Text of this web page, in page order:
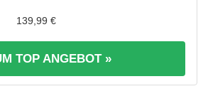
139,99 €
TOP ANGEBOT »